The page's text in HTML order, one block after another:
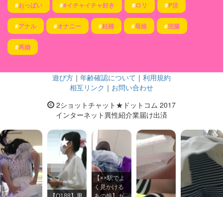
#おっぱい ##イチャイチャ好き #ロリ #P活
#アナル #オナニー #妊婦 #母娘 #浣腸
#再婚
遊び方 ｜ 年齢確認について ｜ 利用規約
相互リンク ｜ お問い合わせ
2ショットチャット★ドットコム 2017
インターネット異性紹介業届け出済
【××駅でよ
く見かける